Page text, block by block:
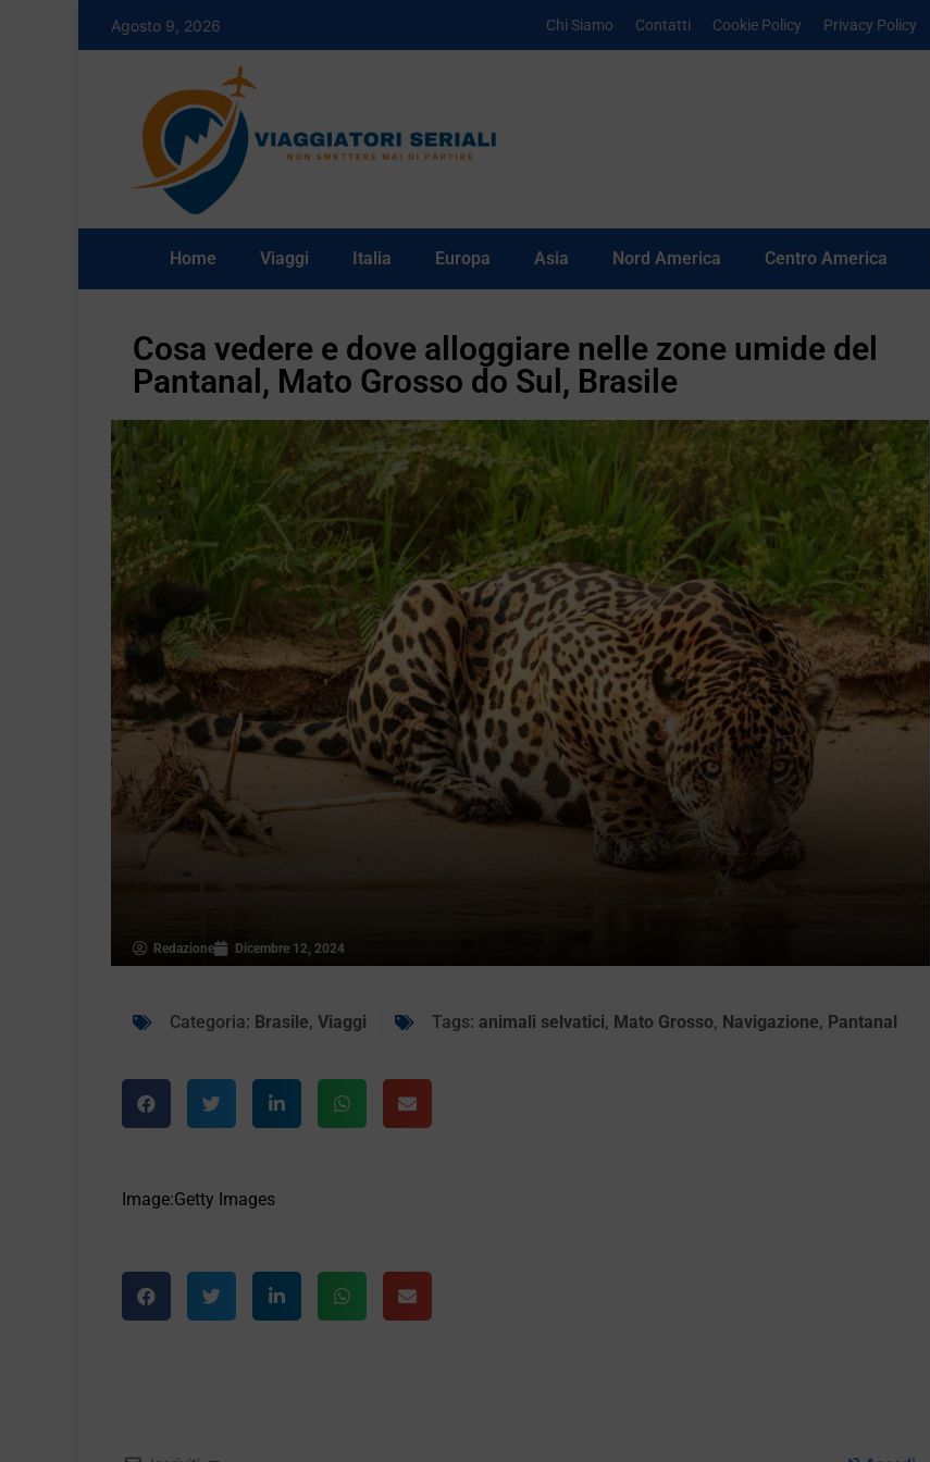
Agosto 9, 2026 Chi Siamo Contatti Cookie Policy Privacy Policy
Home Viaggi Italia Europa Asia Nord America Centro America
Cosa vedere e dove alloggiare nelle zone umide del
Pantanal, Mato Grosso do Sul, Brasile
Redazione Dicembre 12, 2024
Categoria: Brasile, Viaggi Tags: animali selvatici, Mato Grosso, Navigazione, Pantanal
Image:Getty Images